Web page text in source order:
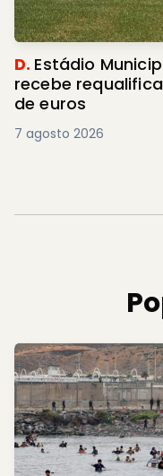
D. Estádio
recebe
de euros
7 agosto 2026